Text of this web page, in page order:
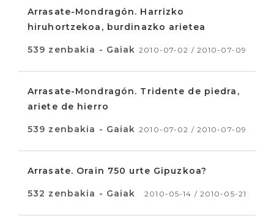
Arrasate-Mondragón. Harrizko
hiruhortzekoa, burdinazko arietea
539 zenbakia - Gaiak 2010-07-02 / 2010-07-09
Arrasate-Mondragón. Tridente de piedra,
ariete de hierro
539 zenbakia - Gaiak 2010-07-02 / 2010-07-09
Arrasate. Orain 750 urte Gipuzkoa?
532 zenbakia - Gaiak 2010-05-14 / 2010-05-21